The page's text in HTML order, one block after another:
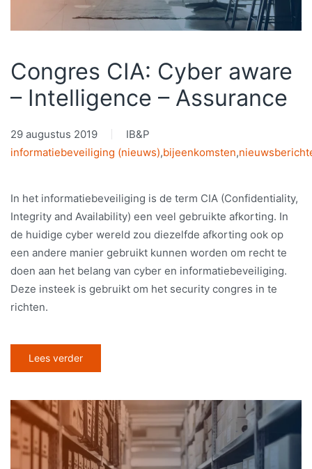
Congres CIA: Cyber aware
– Intelligence – Assurance
29 augustus 2019
IB&P
informatiebeveiliging (nieuws),bijeenkomsten,
In het informatiebeveiliging is de term CIA (Confidentiality,
Integrity and Availability) een veel gebruikte afkorting. In
de huidige cyber wereld zou diezelfde afkorting ook op
een andere manier gebruikt kunnen worden om recht te
doen aan het belang van cyber en informatiebeveiliging.
Deze insteek is gebruikt om het security congres in te
richten.
Lees verder